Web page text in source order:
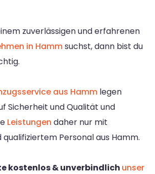
zuverlässigen und erfahrenen
in Hammsuchst, dann bist du
aus Hamm legen
Sicherheit und Qualität und
Leistungen daher nur mit
Personal aus Hamm.
kostenlos & unverbindlich unser